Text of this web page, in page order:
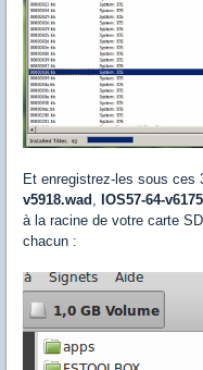
Et enregistrez-les sous ces
v5918.wad IOS57-64-
à la racine de votre carte
chacun :